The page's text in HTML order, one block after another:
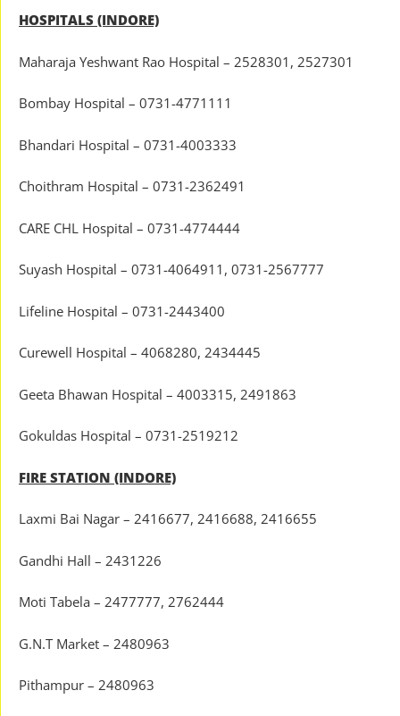
HOSPITALS (INDORE)
Maharaja Yeshwant Rao Hospital – 2528301, 2527301
Bombay Hospital – 0731-4771111
Bhandari Hospital – 0731-4003333
Choithram Hospital – 0731-2362491
CARE CHL Hospital – 0731-4774444
Suyash Hospital – 0731-4064911, 0731-2567777
Lifeline Hospital – 0731-2443400
Curewell Hospital – 4068280, 2434445
Geeta Bhawan Hospital – 4003315, 2491863
Gokuldas Hospital – 0731-2519212
FIRE STATION (INDORE)
Laxmi Bai Nagar – 2416677, 2416688, 2416655
Gandhi Hall – 2431226
Moti Tabela – 2477777, 2762444
G.N.T Market – 2480963
Pithampur – 2480963